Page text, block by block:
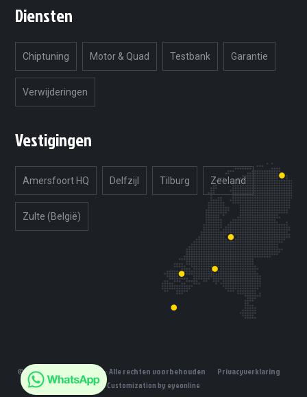
Diensten
Chiptuning Motor & Quad Testbank Garantie
Verwijderingen
Vestigingen
Amersfoort HQ Delfzijl Tilburg Zeeland
Zulte (België)
© 2019 Unlimited Tuning - Alle rechten voorbehouden Privacyverklaring
Customization by eyeonline